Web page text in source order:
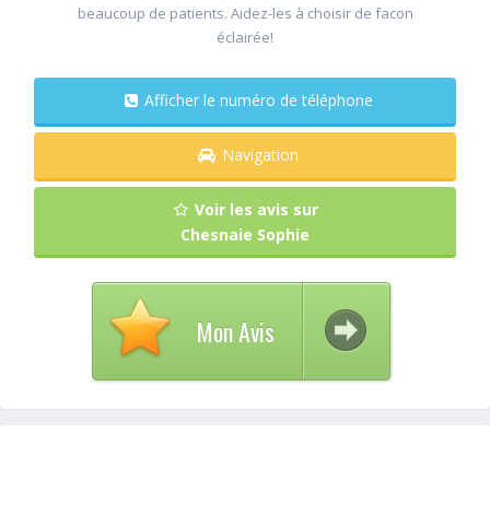
beaucoup de patients. Aidez-les à choisir de facon
éclairée!
Afficher le numéro de téléphone
Navigation
Voir les avis sur
Chesnaie Sophie
Mon Avis